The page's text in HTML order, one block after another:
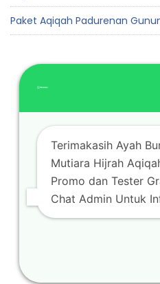
Paket Aqiqah Padurenan
Copyright © 2026
Terimakasih Ayah
Mutiara Hijrah
Promo dan Tester
Chat Admin Untuk